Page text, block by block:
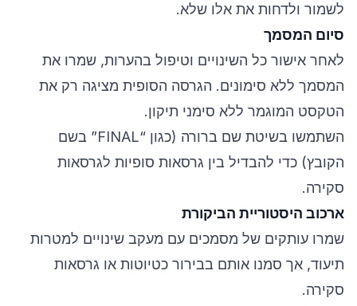
לשמור ולדחות את אלו שלא.
סיום המסמך
לאחר אישור כל השינויים וטיפול בהערות, שמרו את
המסמך ללא סימונים. הגרסה הסופית מציגה רק את
הטקסט המוגמר ללא סימני תיקון.
השתמשו בשיטת שם ברורה (כגון “FINAL” בשם
הקובץ) כדי להבדיל בין גרסאות סופיות לגרסאות
סקירה.
ארכוב היסטוריית הביקורת
שמרו עותקים של מסמכים עם מעקב שינויים למטרות
תיעוד, אך סמנו אותם בבירור כטיוטות או גרסאות
סקירה.